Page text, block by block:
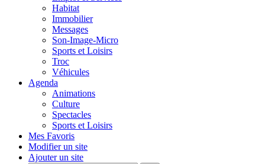
Habitat
Immobilier
Messages
Son-Image-Micro
Sports et Loisirs
Troc
Véhicules
Agenda
Animations
Culture
Spectacles
Sports et Loisirs
Mes Favoris
Modifier un site
Ajouter un site